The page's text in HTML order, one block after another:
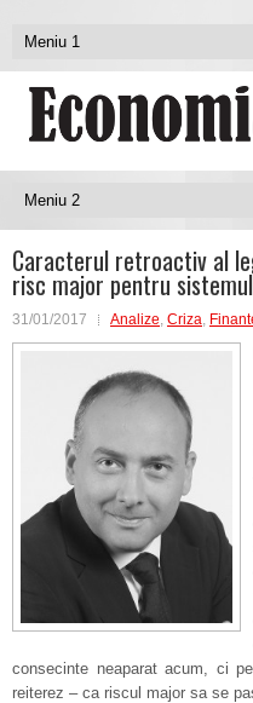
Caracterul retroactiv al
risc major pentru
31/01/2017 Analize, Criza,
consecinte neaparat acum, ci
reiterez – ca riscul major sa se